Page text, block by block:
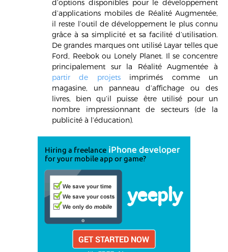
d’options disponibles pour le développement
d’applications mobiles de Réalité Augmentée,
il reste l’outil de développement le plus connu
grâce à sa simplicité et sa facilité d’utilisation.
De grandes marques ont utilisé Layar telles que
Ford, Reebok ou Lonely Planet. Il se concentre
principalement sur la Réalité Augmentée à
partir de projetsimprimés comme un
magasine, un panneau d’affichage ou des
livres, bien qu’il puisse être utilisé pour un
nombre impressionnant de secteurs (de la
publicité à l’éducation).